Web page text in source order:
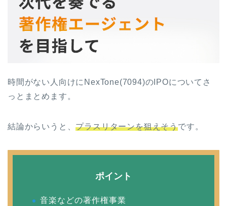
時間がない人向けにNexTone(7094)のIPOについてさ
っとまとめます。
結論からいうと、プラスリターンを狙えそうです。
ポイント
音楽などの著作権事業